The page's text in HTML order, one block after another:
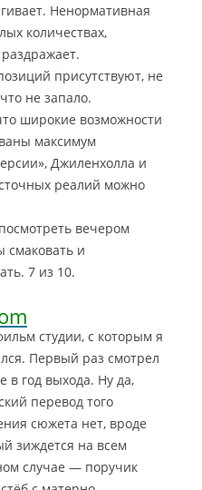
Ненормативная
количествах,
присутствуют, не
не запало.
широкие возможности
максимум
Джиленхолла и
реалий можно
вечером
смаковать и
7 из 10.
студии, с которым я
Первый раз смотрел
в год выхода. Ну да,
перевод того
сюжета нет, вроде
зиждется на всем
случае — поручик